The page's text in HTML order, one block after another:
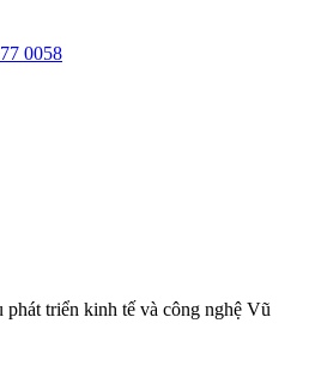
0058
triển kinh tế và công nghệ Vũ